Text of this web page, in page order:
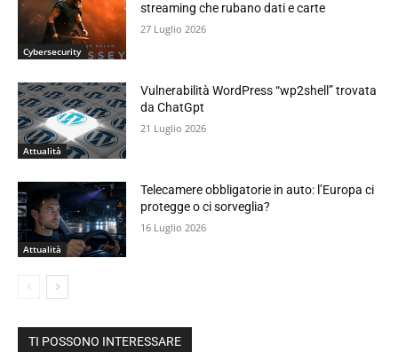
Cybersecurity
streaming che rubano dati e carte
27 Luglio 2026
Attualità
Vulnerabilità WordPress “wp2shell” trovata
da ChatGpt
21 Luglio 2026
Attualità
Telecamere obbligatorie in auto: l’Europa ci
protegge o ci sorveglia?
16 Luglio 2026
TI POSSONO INTERESSARE